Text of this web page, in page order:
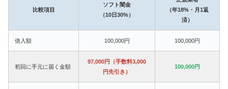
比較項目
ソフト闇金
（10日30%）
（年18%・月1返
済）
借入額 100,000円 100,000円
初回に手元に届く金額
97,000円（手数料3,000
円先引き）
100,000円